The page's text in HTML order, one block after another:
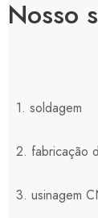
Nosso
1. soldagem
2. fabricação
3. usinagem